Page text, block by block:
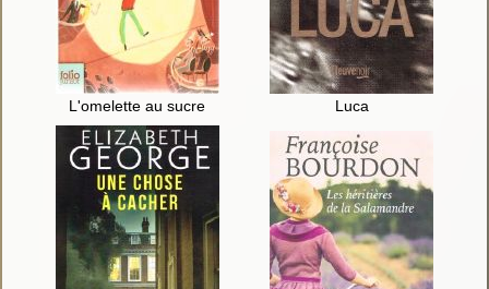
L'omelette au sucre Luca